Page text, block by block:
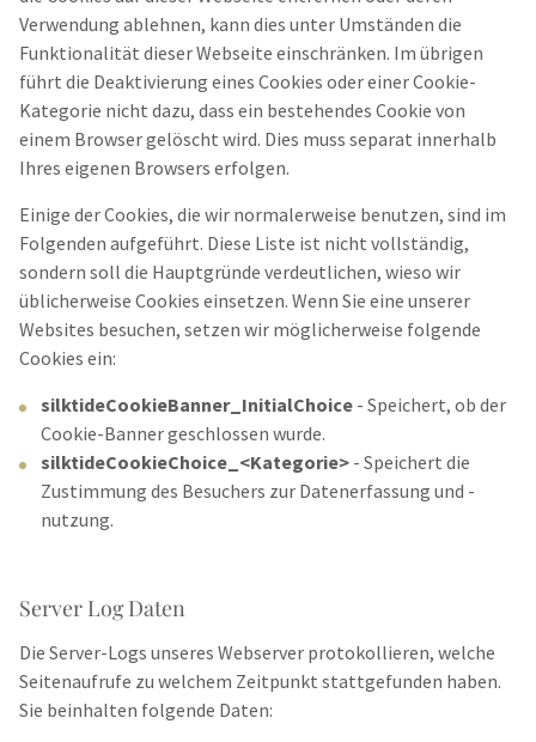
Verwendung ablehnen, kann dies unter Umständen die
Funktionalität dieser Webseite einschränken. Im übrigen
führt die Deaktivierung eines Cookies oder einer Cookie-
Kategorie nicht dazu, dass ein bestehendes Cookie von
einem Browser gelöscht wird. Dies muss separat innerhalb
Ihres eigenen Browsers erfolgen.
Einige der Cookies, die wir normalerweise benutzen, sind im
Folgenden aufgeführt. Diese Liste ist nicht vollständig,
sondern soll die Hauptgründe verdeutlichen, wieso wir
üblicherweise Cookies einsetzen. Wenn Sie eine unserer
Websites besuchen, setzen wir möglicherweise folgende
Cookies ein:
silktideCookieBanner_InitialChoice - Speichert, ob der
Cookie-Banner geschlossen wurde.
silktideCookieChoice_<Kategorie> - Speichert die
Zustimmung des Besuchers zur Datenerfassung und -
nutzung.
Server Log Daten
Die Server-Logs unseres Webserver protokollieren, welche
Seitenaufrufe zu welchem Zeitpunkt stattgefunden haben.
Sie beinhalten folgende Daten: